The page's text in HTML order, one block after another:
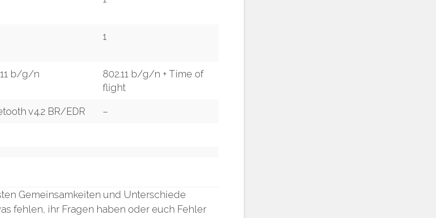
1
b/g/n
802.11 b/g/n + Time of
flight
v4.2 BR/EDR –
Gemeinsamkeiten und Unterschiede
fehlen, ihr Fragen haben oder euch Fehler